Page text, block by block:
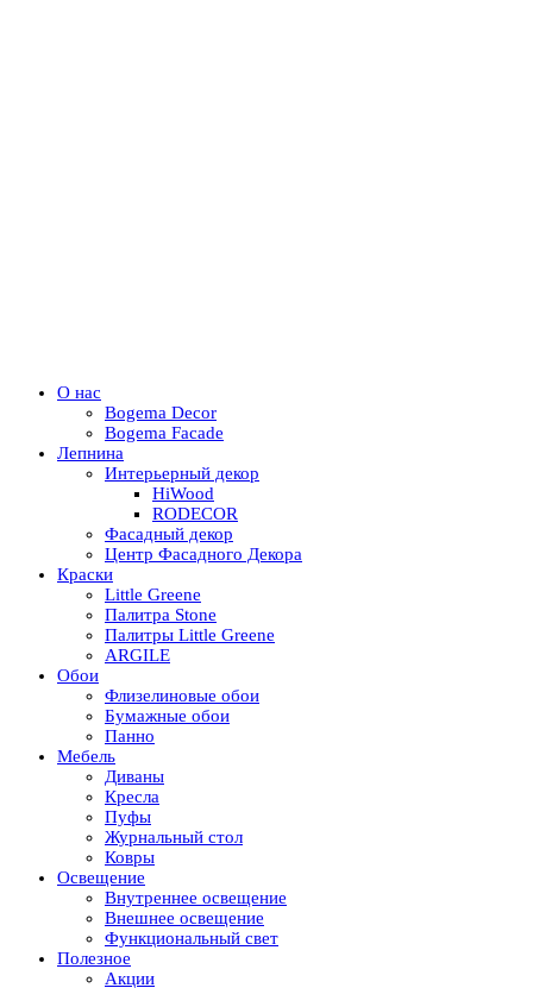
О нас
Bogema Decor
Bogema Facade
Лепнина
Интерьерный декор
HiWood
RODECOR
Фасадный декор
Центр Фасадного Декора
Краски
Little Greene
Палитра Stone
Палитры Little Greene
ARGILE
Обои
Флизелиновые обои
Бумажные обои
Панно
Мебель
Диваны
Кресла
Пуфы
Журнальный стол
Ковры
Освещение
Внутреннее освещение
Внешнее освещение
Функциональный свет
Полезное
Акции